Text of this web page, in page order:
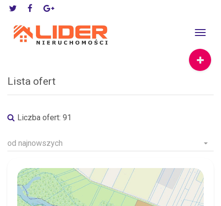
Toggle
Lista ofert
Liczba ofert: 91
od najnowszych
KOŃCOWIZNA